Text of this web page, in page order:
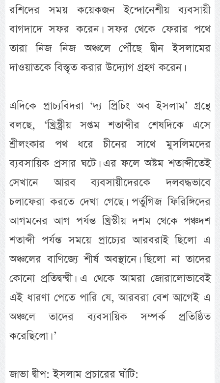
রশিদের সময় কয়েকজন ইন্দোনেশীয় ব্যবসায়ী
বাগদাদে সফর করেন। সফর থেকে ফেরার পথে
তারা নিজ নিজ অঞ্চলে পৌঁছে দ্বীন ইসলামের
দাওয়াতকে বিস্তৃত করার উদ্যোগ গ্রহণ করেন।
এদিকে প্রাচ্যবিদরা ‘দ্য প্রিচিং অব ইসলাম’ গ্রন্থে
বলছে, ‘খ্রিস্ট্রীয় সপ্তম শতাব্দীর শেষদিকে এসে
শ্রীলংকার পথ ধরে চীনের সাথে মুসলিমদের
ব্যবসায়িক প্রসার ঘটে। এর ফলে অষ্টম শতাব্দীতেই
সেখানে আরব ব্যবসায়ীদেরকে দলবদ্ধভাবে
চলাফেরা করতে দেখা গেছে। পর্তুগিজ ফিরিঙ্গিদের
আগমনের আগ পর্যন্ত খ্রিস্টীয় দশম থেকে পঞ্চদশ
শতাব্দী পর্যন্ত সময়ে প্রাচ্যের আরবরাই ছিলো এ
অঞ্চলের বাণিজ্যে শীর্ষ অবস্থানে। ছিলো না তাদের
কোনো প্রতিদ্বন্দ্বী। এ থেকে আমরা জোরালোভাবেই
এই ধারণা পেতে পারি যে, আরবরা বেশ আগেই এ
অঞ্চলে তাদের ব্যবসায়িক সম্পর্ক প্রতিষ্ঠিত
করেছিলো। ’
জাভা দ্বীপ: ইসলাম প্রচারের ঘাঁটি: